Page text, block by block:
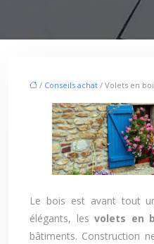
/ Conseils achat / Volets en
Le bois est avant tout
élégants, les volets en
bâtiments. Construction